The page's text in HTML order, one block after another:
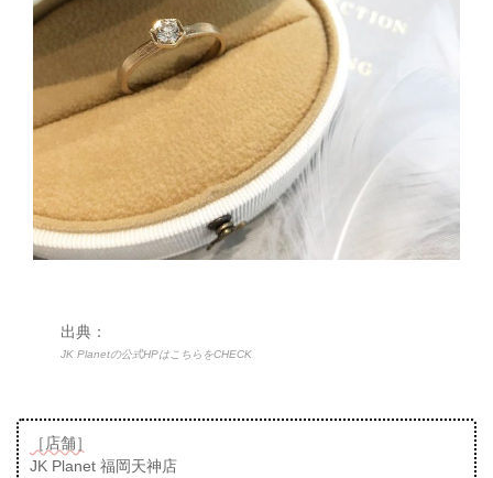
出典：
JK Planetの公式HPはこちらをCHECK
［店舗］
JK Planet 福岡天神店